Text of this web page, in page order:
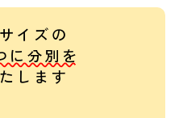
イズの
に分別を
します